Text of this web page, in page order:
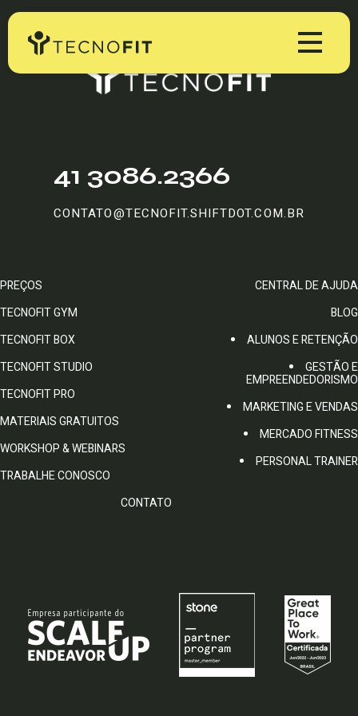
Produtos
Tecnofit Box
Tecnofit Studio
Materiais Gratuitos
41 3086.2366
CONTATO@TECNOFIT.SHIFTDOT.COM.BR
PREÇOS
TECNOFIT GYM
TECNOFIT BOX
TECNOFIT STUDIO
TECNOFIT PRO
MATERIAIS GRATUITOS
WORKSHOP & WEBINARS
TRABALHE CONOSCO
CONTATO
CENTRAL DE AJUDA
BLOG
ALUNOS E RETENÇÃO
GESTÃO E
EMPREENDEDORISMO
MARKETING E VENDAS
MERCADO FITNESS
PERSONAL TRAINER